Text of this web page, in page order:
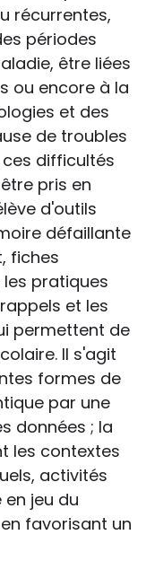
récurrentes,
périodes
être liées
ou encore à la
et des
de troubles
ces difficultés
pris en
d'outils
défaillante
fiches
pratiques
et les
permettent de
Il s'agit
formes de
par une
données ; la
les contextes
activités
jeu du
favorisant un